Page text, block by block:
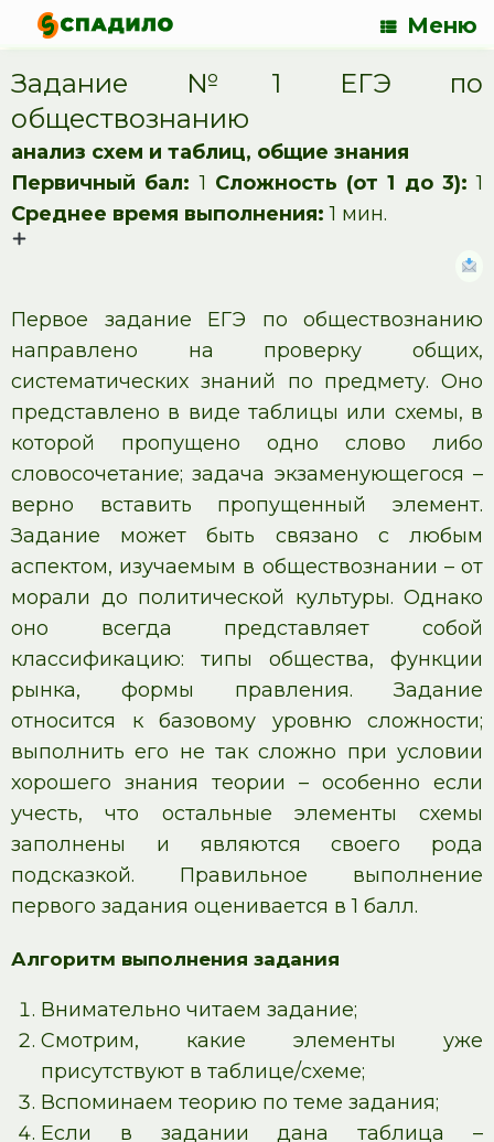
Меню
Задание №1 ЕГЭ по
обществознанию
анализ схем и таблиц, общие знания
Первичный бал: 1 Сложность (от 1 до 3): 1
Среднее время выполнения: 1 мин.
Первое задание ЕГЭ по обществознанию
направлено на проверку общих,
систематических знаний по предмету. Оно
представлено в виде таблицы или схемы, в
которой пропущено одно слово либо
словосочетание; задача экзаменующегося –
верно вставить пропущенный элемент.
Задание может быть связано с любым
аспектом, изучаемым в обществознании – от
морали до политической культуры. Однако
оно всегда представляет собой
классификацию: типы общества, функции
рынка, формы правления. Задание
относится к базовому уровню сложности;
выполнить его не так сложно при условии
хорошего знания теории – особенно если
учесть, что остальные элементы схемы
заполнены и являются своего рода
подсказкой. Правильное выполнение
первого задания оценивается в 1 балл.
Алгоритм выполнения задания
Внимательно читаем задание;
Смотрим, какие элементы уже
присутствуют в таблице/схеме;
Вспоминаем теорию по теме задания;
Если в задании дана таблица –